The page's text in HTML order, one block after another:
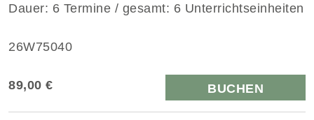
Dauer: 6 Termine / gesamt: 6 Unterrichtseinheiten
26W75040
89,00 € BUCHEN